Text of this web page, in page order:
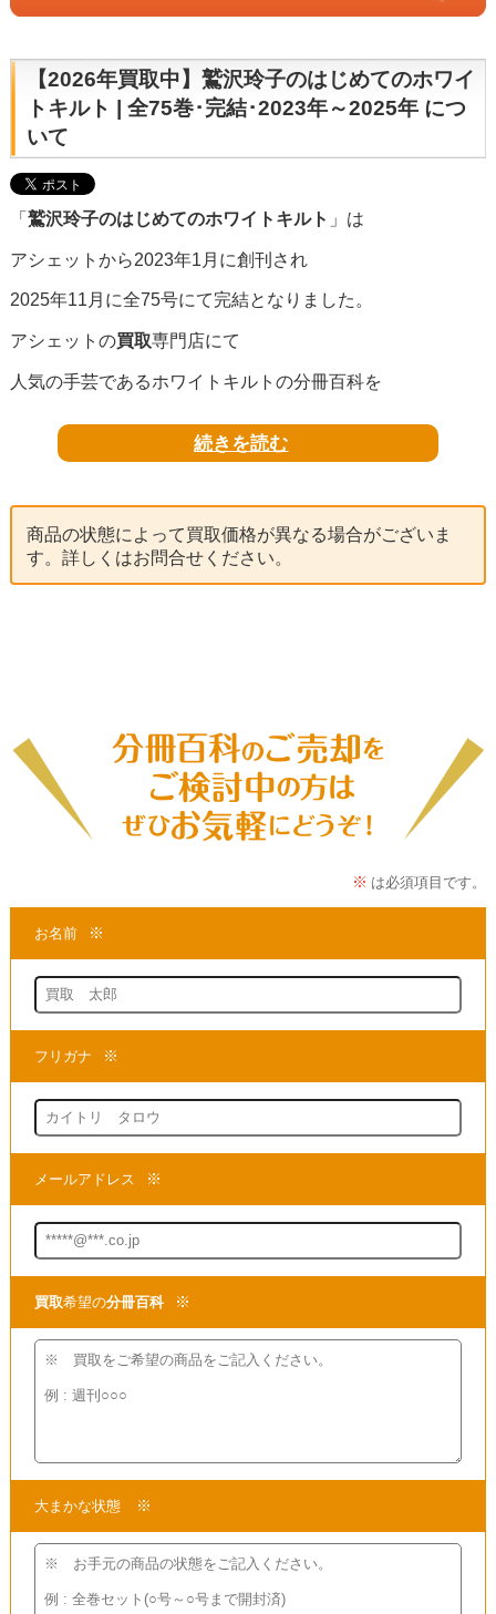
【2026年買取中】鷲沢玲子のはじめてのホワイ
トキルト | 全75巻･完結･2023年～2025年 につ
いて
「 鷲沢玲子のはじめてのホワイトキルト 」は
アシェットから2023年1月に創刊され
2025年11月に全75号にて完結となりました。
アシェットの買取専門店にて
人気の手芸であるホワイトキルトの分冊百科を
いたしております。
「鷲沢玲子のはじめてのホワイトキルト」は
「キルトおぶはーと」を主宰し
キルト作品の第一人者 鷲沢玲子さんが
定期購読特典として、製作に便利な
「ホワイトキルトツールセット」と
「ヨーヨーキルトポーチ作成キット」がございます。
買取しておりますのでお気軽にお問合せください。
★当店は、アシェットの分冊百科を
買取する専門店でございます。
専門店までお問い合わせいただき、
現在の商品の価値をお確かめください。
方法は簡単3ステップ！
1.問い合わせて
2.申し込みをして
3.発送するだけ!!
【かんたん 便利で無料】の宅配 買取を
ご利用ください!
★当店ではこちらの他にも
となる分冊百科をご覧いただけますので
ぜひこちらからご確認ください。
続きを読む
商品の状態によって買取価格が異なる場合がございま
す。詳しくはお問合せください。